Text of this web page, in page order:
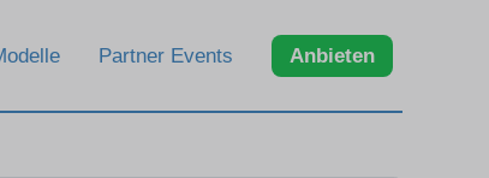
Partner Events Anbieten